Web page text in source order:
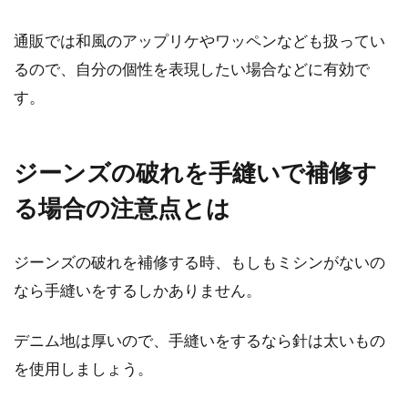
通販では和風のアップリケやワッペンなども扱ってい
るので、自分の個性を表現したい場合などに有効で
す。
ジーンズの破れを手縫いで補修す
る場合の注意点とは
ジーンズの破れを補修する時、もしもミシンがないの
なら手縫いをするしかありません。
デニム地は厚いので、手縫いをするなら針は太いもの
を使用しましょう。